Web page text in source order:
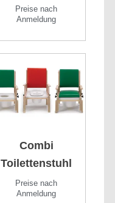
Preise nach
Anmeldung
Combi
Toilettenstuhl
Preise nach
Anmeldung